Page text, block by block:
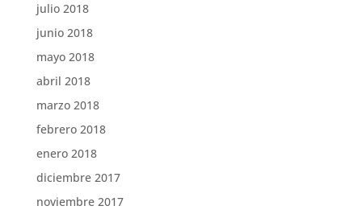
julio 2018
junio 2018
mayo 2018
abril 2018
marzo 2018
febrero 2018
enero 2018
diciembre 2017
noviembre 2017